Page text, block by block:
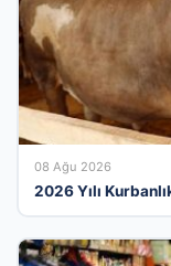
08 Ağu 2026
2026 Yılı